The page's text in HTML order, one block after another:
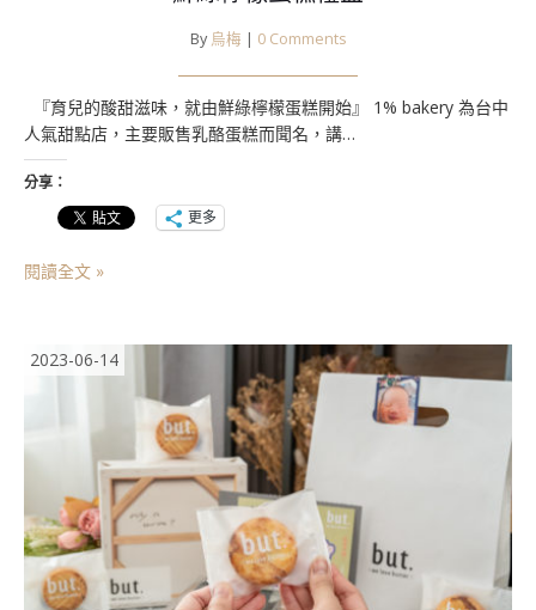
By 烏梅 | 0 Comments
『育兒的酸甜滋味，就由鮮綠檸檬蛋糕開始』 1% bakery 為台中
人氣甜點店，主要販售乳酪蛋糕而聞名，講…
分享：
更多
閱讀全文 »
2023-06-14